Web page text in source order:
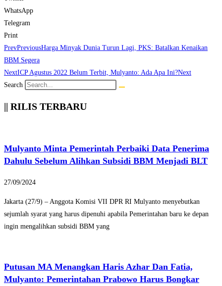
WhatsApp
Telegram
Print
PrevPreviousHarga Minyak Dunia Turun Lagi, PKS: Batalkan Kenaikan
BBM Segera
NextICP Agustus 2022 Belum Terbit, Mulyanto: Ada Apa Ini?Next
Search
|| RILIS TERBARU
Mulyanto Minta Pemerintah Perbaiki Data Penerima
Dahulu Sebelum Alihkan Subsidi BBM Menjadi BLT
27/09/2024
Jakarta (27/9) – Anggota Komisi VII DPR RI Mulyanto menyebutkan
sejumlah syarat yang harus dipenuhi apabila Pemerintahan baru ke depan
ingin mengalihkan subsidi BBM yang
Putusan MA Menangkan Haris Azhar Dan Fatia,
Mulyanto: Pemerintahan Prabowo Harus Bongkar